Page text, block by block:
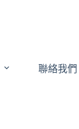
聯絡我們